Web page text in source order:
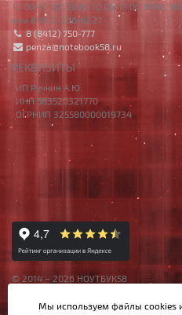
10:00-19:00, Сб,Вс 10:00-15:00. MAX,
или 8-902-206-6227
8 (8412) 750-777
penza@notebook58.ru
РЕКВИЗИТЫ
ИП Ручкин А.Ю.
ИНН 583520321770
ОГРНИП 325580000019734
© 2014 – 2026 НОУТБУК58
материалы и цены на сайте не
Мы используем файлы cookies